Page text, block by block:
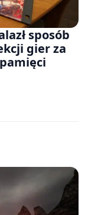
sposób
gier za